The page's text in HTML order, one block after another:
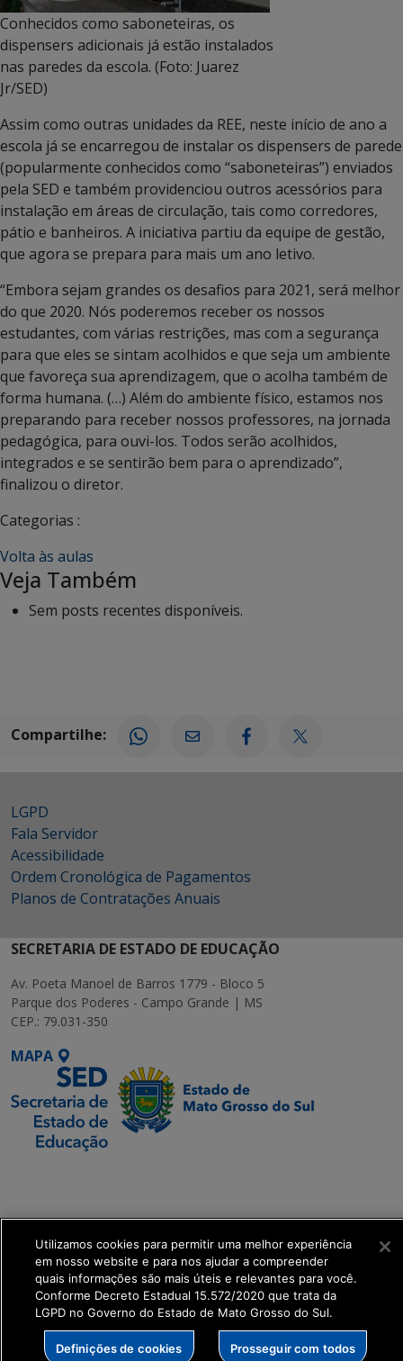
Conhecidos como saboneteiras, os
dispensers adicionais já estão instalados
nas paredes da escola. (Foto: Juarez
Jr/SED)
Assim como outras unidades da REE, neste início de ano a
escola já se encarregou de instalar os dispensers de parede
(popularmente conhecidos como “saboneteiras”) enviados
pela SED e também providenciou outros acessórios para
instalação em áreas de circulação, tais como corredores,
pátio e banheiros. A iniciativa partiu da equipe de gestão,
que agora se prepara para mais um ano letivo.
“Embora sejam grandes os desafios para 2021, será melhor
do que 2020. Nós poderemos receber os nossos
estudantes, com várias restrições, mas com a segurança
para que eles se sintam acolhidos e que seja um ambiente
que favoreça sua aprendizagem, que o acolha também de
forma humana. (…) Além do ambiente físico, estamos nos
preparando para receber nossos professores, na jornada
pedagógica, para ouvi-los. Todos serão acolhidos,
integrados e se sentirão bem para o aprendizado”,
finalizou o diretor.
Categorias :
Volta às aulas
Veja Também
Sem posts recentes disponíveis.
Compartilhe:
LGPD
Fala Servidor
Acessibilidade
Ordem Cronológica de Pagamentos
Planos de Contratações Anuais
SECRETARIA DE ESTADO DE EDUCAÇÃO
Av. Poeta Manoel de Barros 1779 - Bloco 5
Parque dos Poderes - Campo Grande | MS
CEP.: 79.031-350
MAPA
Transformação Digital
get_footer();
Utilizamos cookies para permitir uma melhor experiência
em nosso website e para nos ajudar a compreender
quais informações são mais úteis e relevantes para você.
Conforme Decreto Estadual 15.572/2020 que trata da
LGPD no Governo do Estado de Mato Grosso do Sul.
Definições de cookies Prosseguir com todos